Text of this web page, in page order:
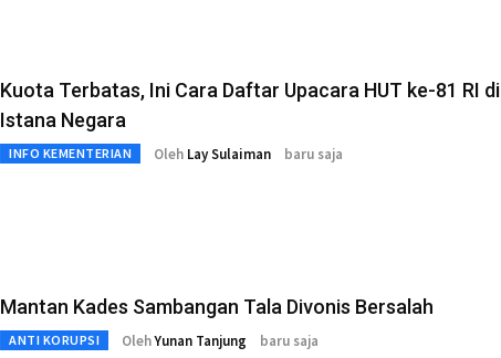
Kuota Terbatas, Ini Cara Daftar Upacara HUT ke-81 RI di
Istana Negara
INFO KEMENTERIAN Oleh Lay Sulaiman baru saja
Mantan Kades Sambangan Tala Divonis Bersalah
ANTI KORUPSI OlehYunan Tanjung baru saja